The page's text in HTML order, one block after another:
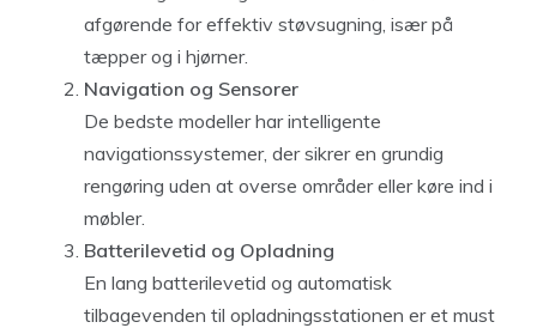
afgørende for effektiv støvsugning, især på
tæpper og i hjørner.
Navigation og Sensorer
De bedste modeller har intelligente
navigationssystemer, der sikrer en grundig
rengøring uden at overse områder eller køre ind i
møbler.
Batterilevetid og Opladning
En lang batterilevetid og automatisk
tilbagevenden til opladningsstationen er et must